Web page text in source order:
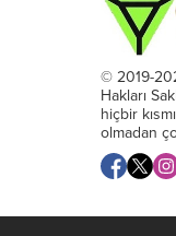
© 2019-
Hakları
hiçbir
olmadan